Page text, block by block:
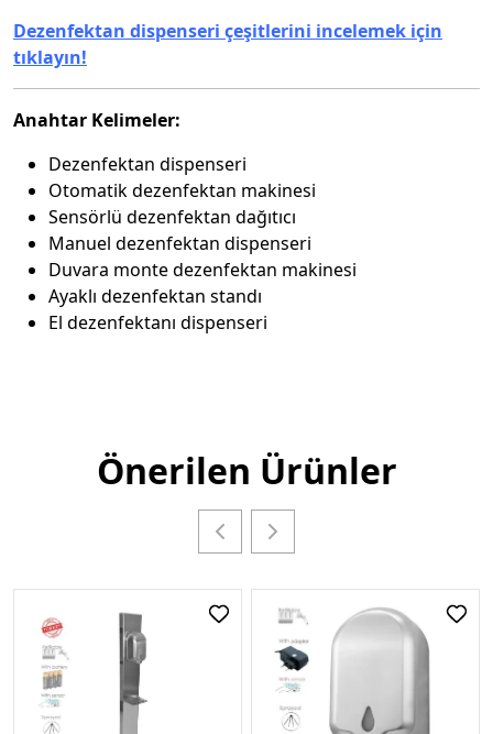
Dezenfektan dispenseri çeşitlerini incelemek için
tıklayın!
Anahtar Kelimeler:
Dezenfektan dispenseri
Otomatik dezenfektan makinesi
Sensörlü dezenfektan dağıtıcı
Manuel dezenfektan dispenseri
Duvara monte dezenfektan makinesi
Ayaklı dezenfektan standı
El dezenfektanı dispenseri
Önerilen Ürünler